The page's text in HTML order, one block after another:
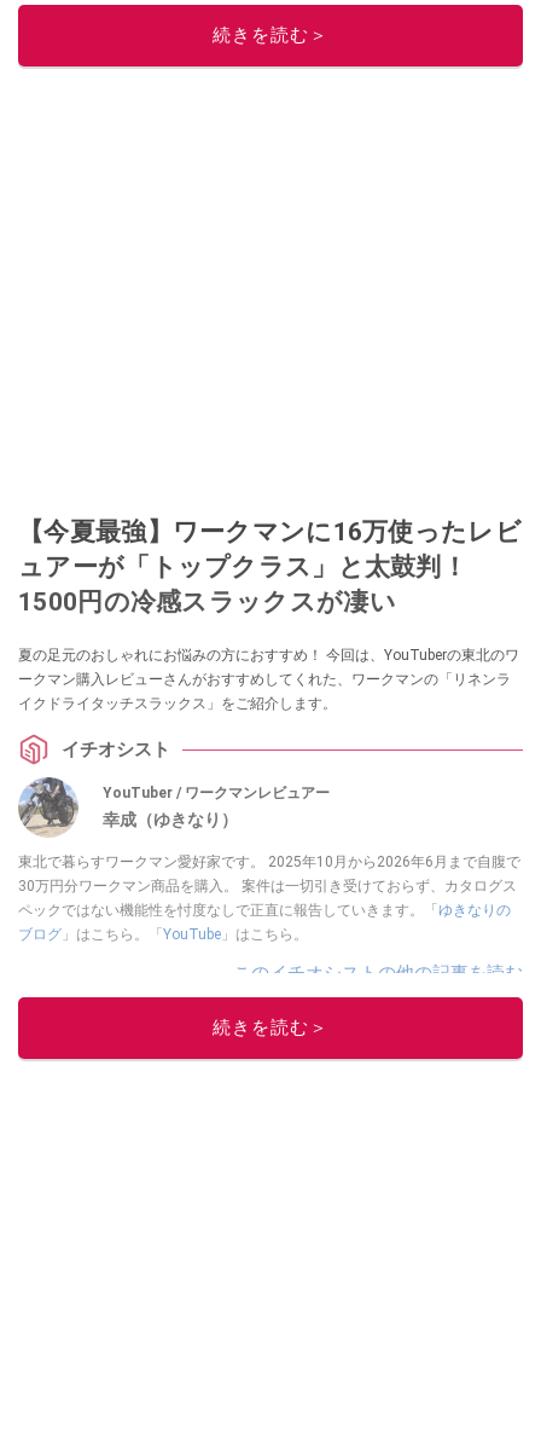
続きを読む＞
【今夏最強】ワークマンに16万使ったレビ
ュアーが「トップクラス」と太鼓判！
1500円の冷感スラックスが凄い
夏の足元のおしゃれにお悩みの方におすすめ！ 今回は、YouTuberの東北のワ
ークマン購入レビューさんがおすすめしてくれた、ワークマンの「リネンラ
イクドライタッチスラックス」をご紹介します。
イチオシスト
YouTuber / ワークマンレビュアー
幸成（ゆきなり）
東北で暮らすワークマン愛好家です。 2025年10月から2026年6月まで自腹で
30万円分ワークマン商品を購入。 案件は一切引き受けておらず、カタログス
ペックではない機能性を忖度なしで正直に報告していきます。「 ゆきなりの
ブログ 」はこちら。「 YouTube 」はこちら。
このイチオシストの他の記事を読む
続きを読む＞